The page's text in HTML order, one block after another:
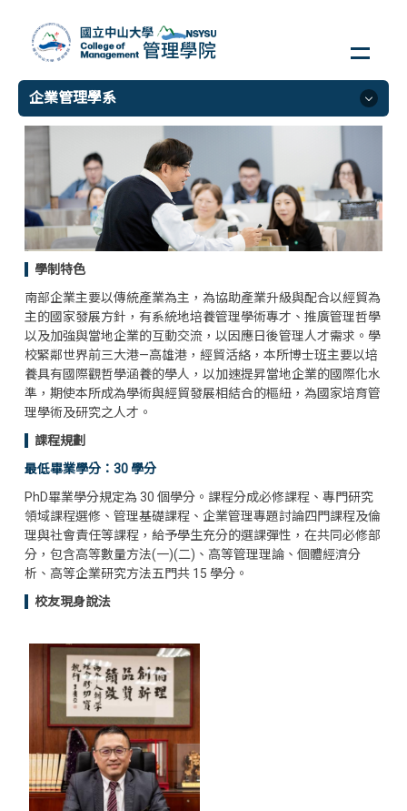
要
企業管理學系
企業管理學系
簡介
大學部
碩士班
醫務管理碩士班
博士班
經營管理組博士班
醫務管理博士班
企業管理學系網站連結
學制特色
南部企業主要以傳統產業為主，為協助產業升級與配合以經貿為
主的國家發展方針，有系統地培養管理學術專才、推廣管理哲學
以及加強與當地企業的互動交流，以因應日後管理人才需求。學
校緊鄰世界前三大港—高雄港，經貿活絡，本所博士班主要以培
養具有國際觀哲學涵養的學人，以加速提昇當地企業的國際化水
準，期使本所成為學術與經貿發展相結合的樞紐，為國家培育管
理學術及研究之人才。
課程規劃
最低畢業學分：30 學分
PhD畢業學分規定為 30 個學分。課程分成必修課程、專門研究
領域課程選修、管理基礎課程、企業管理專題討論四門課程及倫
理與社會責任等課程，給予學生充分的選課彈性，在共同必修部
分，包含高等數量方法(一)(二)、高等管理理論、個體經濟分
析、高等企業研究方法五門共 15 學分。
校友現身說法